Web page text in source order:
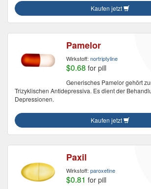
Kaufen jetzt
Pamelor
Wirkstoff: nortriptyline
$0.68 for pill
Generisches Pamelor gehört
Trizyklischen Antidepressiva. Es dient der
Depressionen.
Kaufen jetzt
Paxil
Wirkstoff: paroxetine
$0.81 for pill